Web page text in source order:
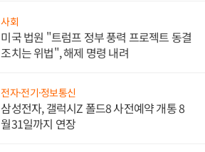
사회
미국 법원 "트럼프 정부 풍력 프로젝트 동결
조치는 위법", 해제 명령 내려
전자·전기·정보통신
삼성전자, 갤럭시Z 폴드8 사전예약 개통 8
월31일까지 연장